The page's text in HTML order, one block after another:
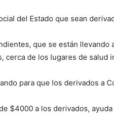
del Estado que sean
que se están
cerca de los lugares de salud
para que los derivados a
$4000 a los derivados,